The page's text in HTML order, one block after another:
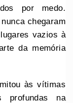
por medo.
chegaram
vazios à
da memória
às vítimas
profundas na